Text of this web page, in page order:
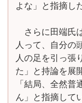
よな」と指摘し
さらに田端氏
人って、自分の
人の足を引っ張
た」と持論を展
「結局、全然
ん」と指摘して